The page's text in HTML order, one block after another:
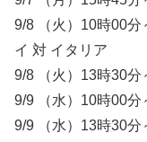
9/8 （火）10時00
イ 対 イタリア
9/8 （火）13時30
9/9 （水）10時00
9/9 （水）13時30